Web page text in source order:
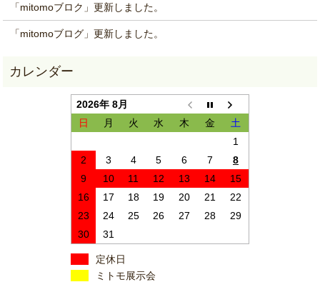
「mitomoブロク」更新しました。
「mitomoブログ」更新しました。
2026年 8月
日
月 火 水 木 金
土
1
2
3 4 5 6 7
8
9
10 11 12 13 14
15
16
17 18 19 20 21
22
23
24 25 26 27 28
29
30
31
定休日
ミトモ展示会